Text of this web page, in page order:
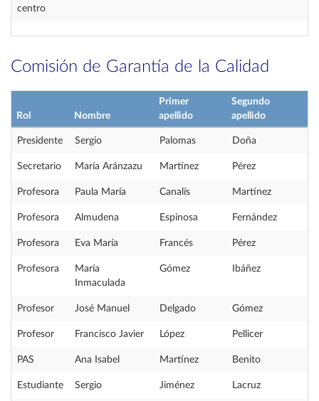
centro
Comisión de Garantía de la Calidad
Rol Nombre
Primer
apellido
Segundo
apellido
Presidente Sergio Palomas Doña
Secretario María Aránzazu Martínez Pérez
Profesora Paula María Canalís Martínez
Profesora Almudena Espinosa Fernández
Profesora Eva María Francés Pérez
Profesora
María
Inmaculada
Gómez Ibáñez
Profesor José Manuel Delgado Gómez
Profesor Francisco Javier López Pellicer
PAS Ana Isabel Martínez Benito
Estudiante Sergio Jiménez Lacruz